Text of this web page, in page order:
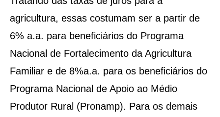
agricultura, essas costumam ser a partir de
6% a.a. para beneficiários do Programa
Nacional de Fortalecimento da Agricultura
Familiar e de 8%a.a. para os beneficiários do
Programa Nacional de Apoio ao Médio
Produtor Rural (Pronamp). Para os demais